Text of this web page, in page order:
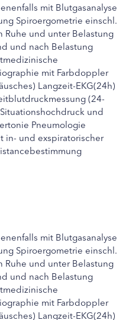
mit Blutgasanalyse
Spiroergometrie einschl.
Ruhe und unter Belastung
und nach Belastung
mit Farbdoppler
Langzeit-EKG(24h)
(24-
und
Pneumologie
in- und exspiratorischer
mit Blutgasanalyse
Spiroergometrie einschl.
Ruhe und unter Belastung
und nach Belastung
mit Farbdoppler
Langzeit-EKG(24h)